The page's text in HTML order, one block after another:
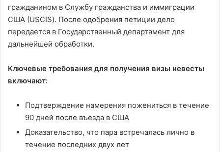
гражданином в Службу гражданства и иммиграции
США (USCIS). После одобрения петиции дело
передается в Государственный департамент для
дальнейшей обработки.
Ключевые требования для получения визы невесты
включают:
Подтверждение намерения пожениться в течение
90 дней после въезда в США
Доказательство, что пара встречалась лично в
течение последних двух лет